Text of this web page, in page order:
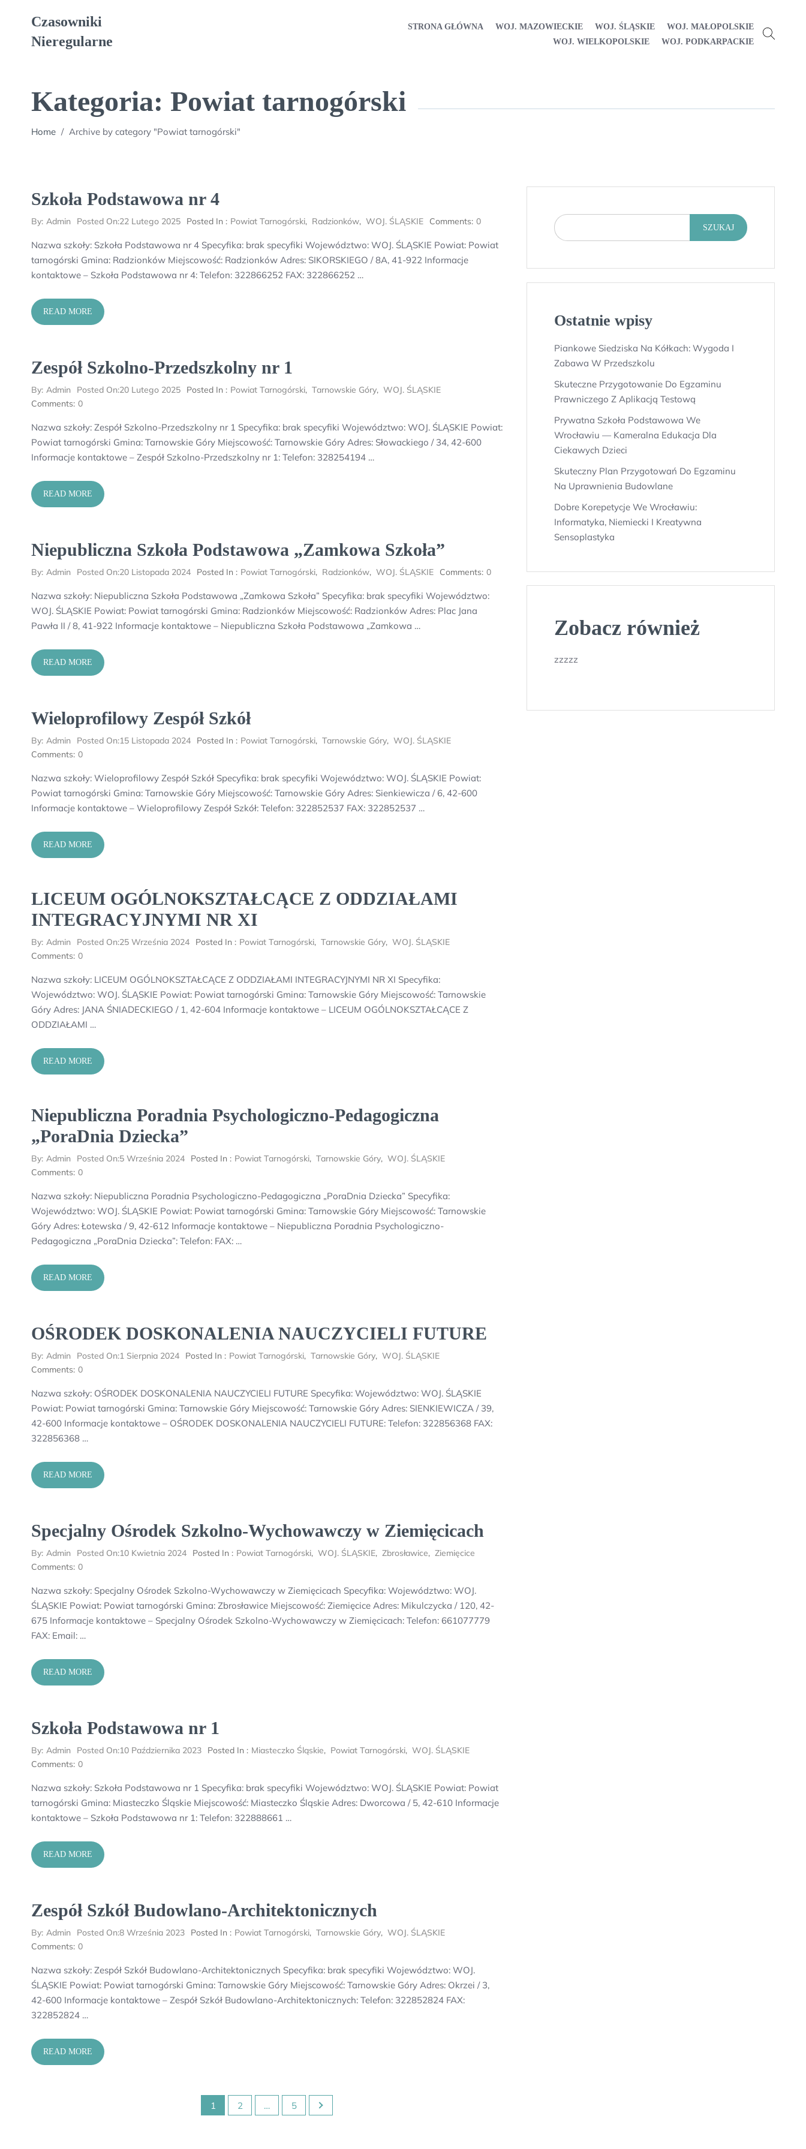
Czasowniki
Nieregularne
STRONA GŁÓWNA WOJ. MAZOWIECKIE WOJ. ŚLĄSKIE
WOJ. MAŁOPOLSKIE
WOJ. WIELKOPOLSKIE
WOJ. PODKARPACKIE
Kategoria: Powiat tarnogórski
Home / Archive by category "Powiat tarnogórski"
Szkoła Podstawowa nr 4
By: Admin Posted On:22 Lutego 2025 Posted In : Powiat Tarnogórski, Radzionków, WOJ. ŚLĄSKIE Comments: 0
Nazwa szkoły: Szkoła Podstawowa nr 4 Specyfika: brak specyfiki Województwo: WOJ. ŚLĄSKIE Powiat: Powiat
tarnogórski Gmina: Radzionków Miejscowość: Radzionków Adres: SIKORSKIEGO / 8A, 41-922 Informacje
kontaktowe – Szkoła Podstawowa nr 4: Telefon: 322866252 FAX: 322866252 …
READ MORE
Zespół Szkolno-Przedszkolny nr 1
By: Admin Posted On:20 Lutego 2025 Posted In : Powiat Tarnogórski, Tarnowskie Góry, WOJ. ŚLĄSKIE
Comments: 0
Nazwa szkoły: Zespół Szkolno-Przedszkolny nr 1 Specyfika: brak specyfiki Województwo: WOJ. ŚLĄSKIE Powiat:
Powiat tarnogórski Gmina: Tarnowskie Góry Miejscowość: Tarnowskie Góry Adres: Słowackiego / 34, 42-600
Informacje kontaktowe – Zespół Szkolno-Przedszkolny nr 1: Telefon: 328254194 …
READ MORE
Niepubliczna Szkoła Podstawowa „Zamkowa Szkoła”
By: Admin Posted On:20 Listopada 2024 Posted In : Powiat Tarnogórski, Radzionków, WOJ. ŚLĄSKIE Comments: 0
Nazwa szkoły: Niepubliczna Szkoła Podstawowa „Zamkowa Szkoła” Specyfika: brak specyfiki Województwo:
WOJ. ŚLĄSKIE Powiat: Powiat tarnogórski Gmina: Radzionków Miejscowość: Radzionków Adres: Plac Jana
Pawła II / 8, 41-922 Informacje kontaktowe – Niepubliczna Szkoła Podstawowa „Zamkowa …
READ MORE
Wieloprofilowy Zespół Szkół
By: Admin Posted On:15 Listopada 2024 Posted In : Powiat Tarnogórski, Tarnowskie Góry, WOJ. ŚLĄSKIE
Comments: 0
Nazwa szkoły: Wieloprofilowy Zespół Szkół Specyfika: brak specyfiki Województwo: WOJ. ŚLĄSKIE Powiat:
Powiat tarnogórski Gmina: Tarnowskie Góry Miejscowość: Tarnowskie Góry Adres: Sienkiewicza / 6, 42-600
Informacje kontaktowe – Wieloprofilowy Zespół Szkół: Telefon: 322852537 FAX: 322852537 …
READ MORE
LICEUM OGÓLNOKSZTAŁCĄCE Z ODDZIAŁAMI
INTEGRACYJNYMI NR XI
By: Admin Posted On:25 Września 2024 Posted In : Powiat Tarnogórski, Tarnowskie Góry, WOJ. ŚLĄSKIE
Comments: 0
Nazwa szkoły: LICEUM OGÓLNOKSZTAŁCĄCE Z ODDZIAŁAMI INTEGRACYJNYMI NR XI Specyfika:
Województwo: WOJ. ŚLĄSKIE Powiat: Powiat tarnogórski Gmina: Tarnowskie Góry Miejscowość: Tarnowskie
Góry Adres: JANA ŚNIADECKIEGO / 1, 42-604 Informacje kontaktowe – LICEUM OGÓLNOKSZTAŁCĄCE Z
ODDZIAŁAMI …
READ MORE
Niepubliczna Poradnia Psychologiczno-Pedagogiczna
„PoraDnia Dziecka”
By: Admin Posted On:5 Września 2024 Posted In : Powiat Tarnogórski, Tarnowskie Góry, WOJ. ŚLĄSKIE
Comments: 0
Nazwa szkoły: Niepubliczna Poradnia Psychologiczno-Pedagogiczna „PoraDnia Dziecka” Specyfika:
Województwo: WOJ. ŚLĄSKIE Powiat: Powiat tarnogórski Gmina: Tarnowskie Góry Miejscowość: Tarnowskie
Góry Adres: Łotewska / 9, 42-612 Informacje kontaktowe – Niepubliczna Poradnia Psychologiczno-
Pedagogiczna „PoraDnia Dziecka”: Telefon: FAX: …
READ MORE
OŚRODEK DOSKONALENIA NAUCZYCIELI FUTURE
By: Admin Posted On:1 Sierpnia 2024 Posted In : Powiat Tarnogórski, Tarnowskie Góry, WOJ. ŚLĄSKIE
Comments: 0
Nazwa szkoły: OŚRODEK DOSKONALENIA NAUCZYCIELI FUTURE Specyfika: Województwo: WOJ. ŚLĄSKIE
Powiat: Powiat tarnogórski Gmina: Tarnowskie Góry Miejscowość: Tarnowskie Góry Adres: SIENKIEWICZA / 39,
42-600 Informacje kontaktowe – OŚRODEK DOSKONALENIA NAUCZYCIELI FUTURE: Telefon: 322856368 FAX:
322856368 …
READ MORE
Specjalny Ośrodek Szkolno-Wychowawczy w Ziemięcicach
By: Admin Posted On:10 Kwietnia 2024 Posted In : Powiat Tarnogórski, WOJ. ŚLĄSKIE, Zbrosławice, Ziemięcice
Comments: 0
Nazwa szkoły: Specjalny Ośrodek Szkolno-Wychowawczy w Ziemięcicach Specyfika: Województwo: WOJ.
ŚLĄSKIE Powiat: Powiat tarnogórski Gmina: Zbrosławice Miejscowość: Ziemięcice Adres: Mikulczycka / 120, 42-
675 Informacje kontaktowe – Specjalny Ośrodek Szkolno-Wychowawczy w Ziemięcicach: Telefon: 661077779
FAX: Email: …
READ MORE
Szkoła Podstawowa nr 1
By: Admin Posted On:10 Października 2023 Posted In : Miasteczko Śląskie, Powiat Tarnogórski, WOJ. ŚLĄSKIE
Comments: 0
Nazwa szkoły: Szkoła Podstawowa nr 1 Specyfika: brak specyfiki Województwo: WOJ. ŚLĄSKIE Powiat: Powiat
tarnogórski Gmina: Miasteczko Śląskie Miejscowość: Miasteczko Śląskie Adres: Dworcowa / 5, 42-610 Informacje
kontaktowe – Szkoła Podstawowa nr 1: Telefon: 322888661 …
READ MORE
Zespół Szkół Budowlano-Architektonicznych
By: Admin Posted On:8 Września 2023 Posted In : Powiat Tarnogórski, Tarnowskie Góry, WOJ. ŚLĄSKIE
Comments: 0
Nazwa szkoły: Zespół Szkół Budowlano-Architektonicznych Specyfika: brak specyfiki Województwo: WOJ.
ŚLĄSKIE Powiat: Powiat tarnogórski Gmina: Tarnowskie Góry Miejscowość: Tarnowskie Góry Adres: Okrzei / 3,
42-600 Informacje kontaktowe – Zespół Szkół Budowlano-Architektonicznych: Telefon: 322852824 FAX:
322852824 …
READ MORE
1 2 … 5
SZUKAJ
Ostatnie wpisy
Piankowe Siedziska Na Kółkach: Wygoda I
Zabawa W Przedszkolu
Skuteczne Przygotowanie Do Egzaminu
Prawniczego Z Aplikacją Testową
Prywatna Szkoła Podstawowa We
Wrocławiu — Kameralna Edukacja Dla
Ciekawych Dzieci
Skuteczny Plan Przygotowań Do Egzaminu
Na Uprawnienia Budowlane
Dobre Korepetycje We Wrocławiu:
Informatyka, Niemiecki I Kreatywna
Sensoplastyka
Zobacz również
zzzzz